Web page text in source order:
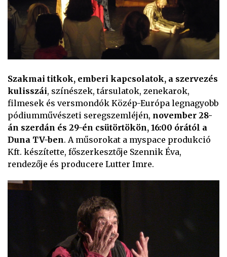
Szakmai titkok, emberi kapcsolatok, a szervezés
kulisszái, színészek, társulatok, zenekarok,
filmesek és versmondók Közép-Európa legnagyobb
pódiumművészeti seregszemléjén, november 28-
án szerdán és 29-én csütörtökön, 16:00 órától a
Duna TV-ben. A műsorokat a myspace produkció
Kft. készítette, főszerkesztője Szennik Éva,
rendezője és producere Lutter Imre.